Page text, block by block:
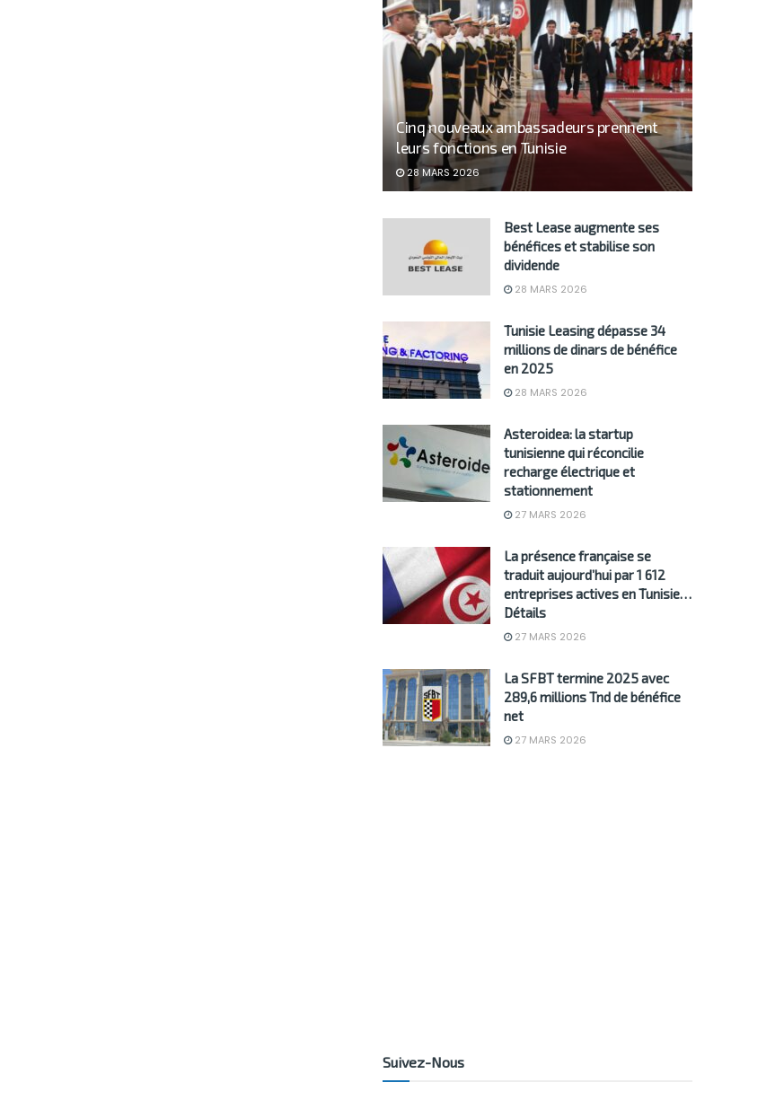
Cinq nouveaux ambassadeurs prennent
leurs fonctions en Tunisie
28 MARS 2026
Best Lease augmente ses
bénéfices et stabilise son
dividende
28 MARS 2026
Tunisie Leasing dépasse 34
millions de dinars de bénéfice
en 2025
28 MARS 2026
Asteroidea: la startup
tunisienne qui réconcilie
recharge électrique et
stationnement
27 MARS 2026
La présence française se
traduit aujourd’hui par 1 612
entreprises actives en Tunisie…
Détails
27 MARS 2026
La SFBT termine 2025 avec
289,6 millions Tnd de bénéfice
net
27 MARS 2026
Suivez-Nous